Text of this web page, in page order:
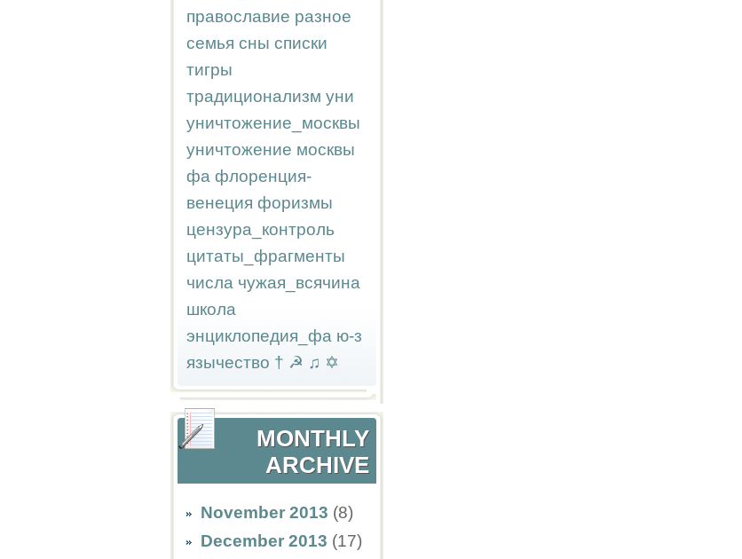
православие разное
семья сны списки
тигры
традиционализм уни
уничтожение_москвы
уничтожение москвы
фа флоренция-
венеция форизмы
цензура_контроль
цитаты_фрагменты
числа чужая_всячина
школа
энциклопедия_фа ю-з
язычество † ☭ ♫ ✡
MONTHLY
ARCHIVE
November 2013 (8)
December 2013 (17)